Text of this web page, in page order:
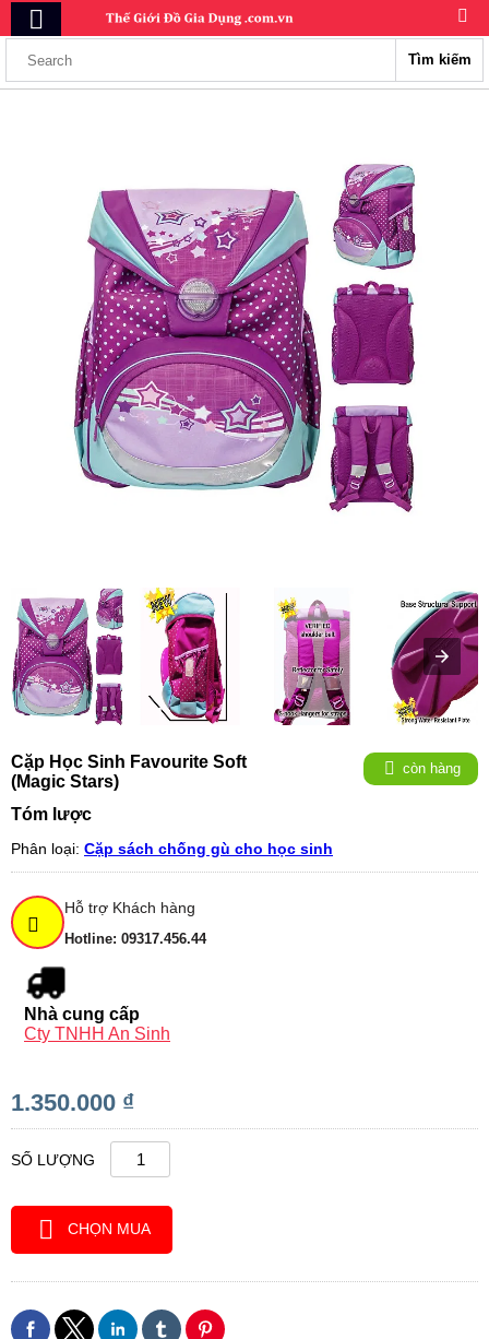
Tìm kiếm
Cặp Học Sinh Favourite Soft
(Magic Stars)
còn hàng
Tóm lược
Phân loại: Cặp sách chống gù cho học sinh
Hỗ trợ Khách hàng
Hotline: 09317.456.44
Nhà cung cấp
Cty TNHH An Sinh
1.350.000 ₫
SỐ LƯỢNG
CHỌN MUA